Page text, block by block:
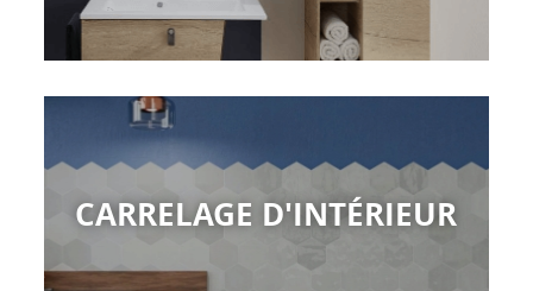
CARRELAGE D'INTÉRIEUR